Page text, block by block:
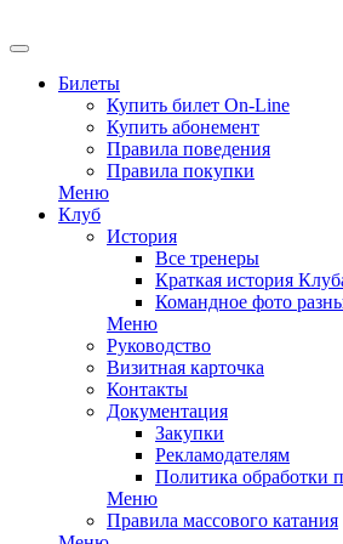
Билеты
Купить билет On-Line
Купить абонемент
Правила поведения
Правила покупки
Меню
Клуб
История
Все тренеры
Краткая история
Командное фото
Меню
Руководство
Визитная карточка
Контакты
Документация
Закупки
Рекламодателям
Политика обработки
Меню
Правила массового катания